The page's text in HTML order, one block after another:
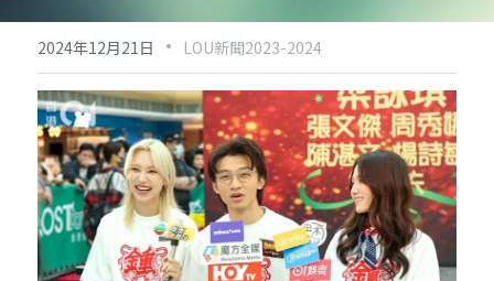
2024年12月21日 · LOU新聞2023-2024